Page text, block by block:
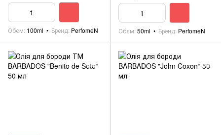
Обєм 100ml Бренд PerfomeN Обєм 50ml Бренд PerfomeN